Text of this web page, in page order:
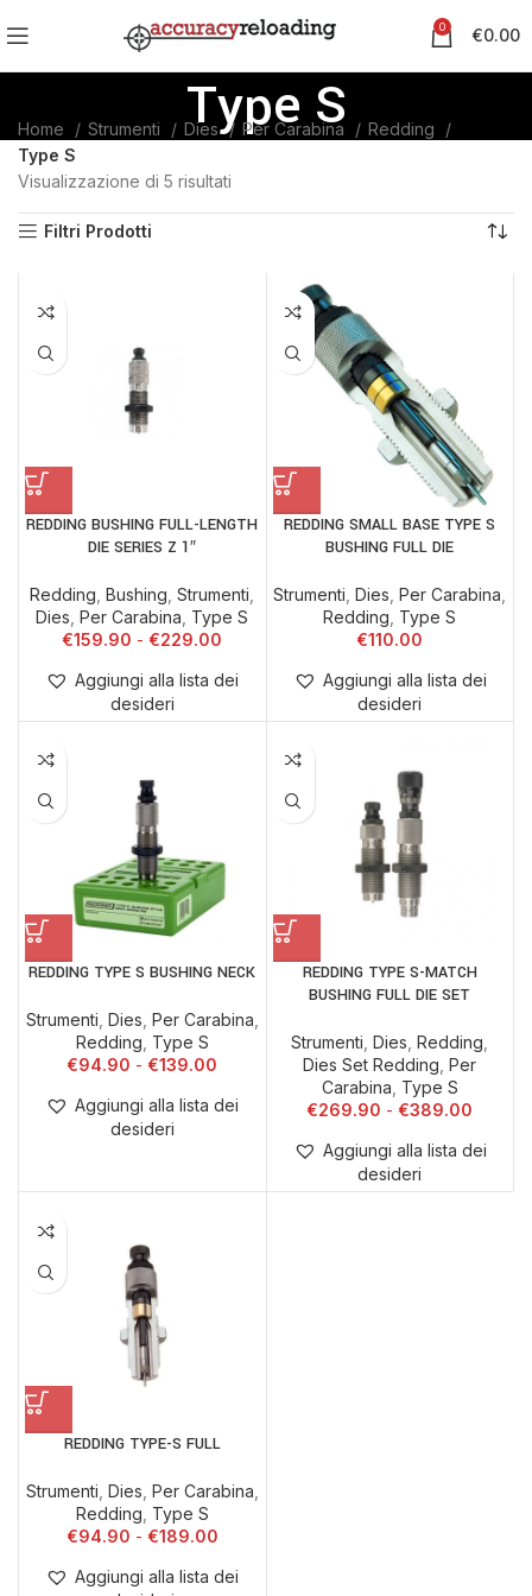
0 €0.00
Type S
Home Strumenti Dies Per Carabina
Redding
Type S
Visualizzazione di 5 risultati
Filtri Prodotti
REDDING BUSHING FULL-LENGTH
DIE SERIES Z 1″
Redding ,Bushing ,Strumenti
Dies ,Per Carabina Type S
€159.90 €229.00
Aggiungi alla lista dei
desideri
REDDING SMALL BASE TYPE S
BUSHING FULL DIE
Strumenti ,Dies ,Per Carabina
Redding Type S
€110.00
Aggiungi alla lista dei
desideri
REDDING TYPE S BUSHING NECK
Strumenti Dies Per Carabina
Redding Type S
€94.90 €139.00
Aggiungi alla lista dei
desideri
REDDING TYPE S-MATCH
BUSHING FULL DIE SET
Strumenti ,Dies ,Redding
Dies Set Redding ,Per
Carabina Type S
€269.90 €389.00
Aggiungi alla lista dei
desideri
REDDING TYPE-S FULL
Strumenti Dies Per Carabina
Redding Type S
€94.90 €189.00
Aggiungi alla lista dei